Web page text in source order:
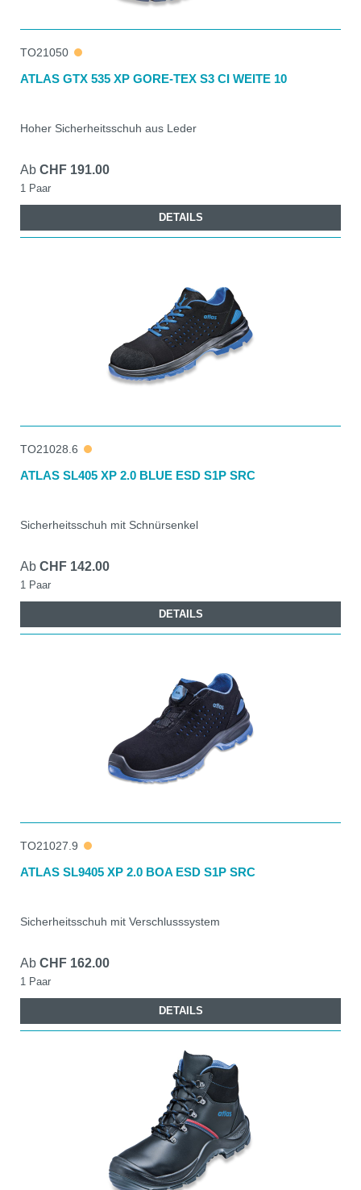
TO21050
ATLAS GTX 535 XP GORE-TEX S3 CI WEITE 10
Hoher Sicherheitsschuh aus Leder
Ab CHF 191.00
1 Paar
DETAILS
TO21028.6
ATLAS SL405 XP 2.0 BLUE ESD S1P SRC
Sicherheitsschuh mit Schnürsenkel
Ab CHF 142.00
1 Paar
DETAILS
TO21027.9
ATLAS SL9405 XP 2.0 BOA ESD S1P SRC
Sicherheitsschuh mit Verschlusssystem
Ab CHF 162.00
1 Paar
DETAILS